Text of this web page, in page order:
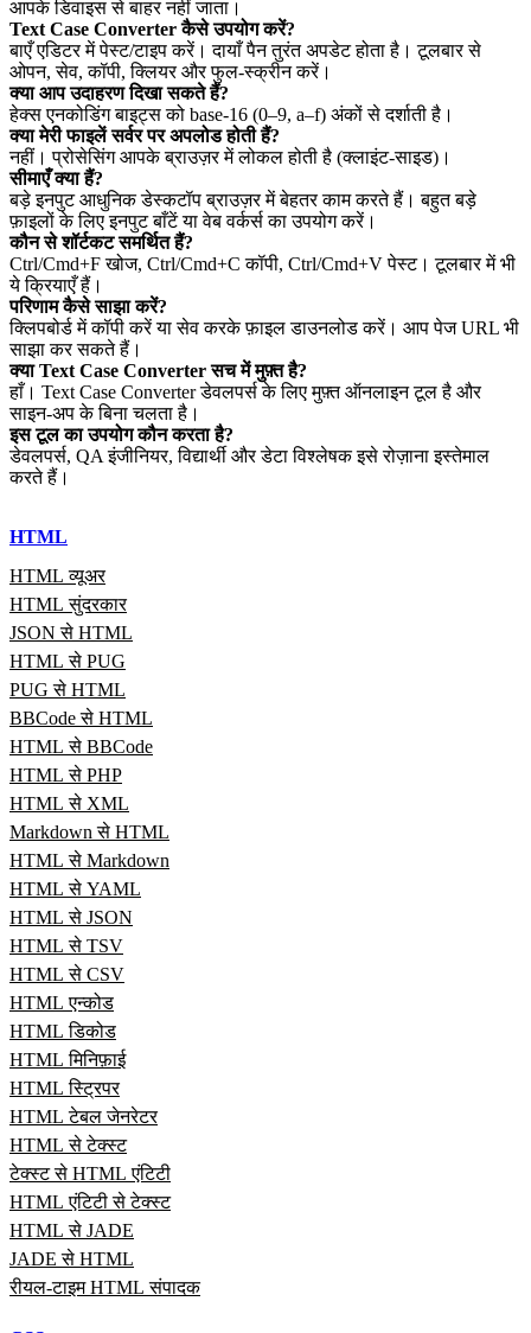
आपके डिवाइस से बाहर नहीं जाता।
Text Case Converter कैसे उपयोग करें?
बाएँ एडिटर में पेस्ट/टाइप करें। दायाँ पैन तुरंत अपडेट होता है। टूलबार से
ओपन, सेव, कॉपी, क्लियर और फुल‑स्क्रीन करें।
क्या आप उदाहरण दिखा सकते हैं?
हेक्स एनकोडिंग बाइट्स को base‑16 (0–9, a–f) अंकों से दर्शाती है।
क्या मेरी फाइलें सर्वर पर अपलोड होती हैं?
नहीं। प्रोसेसिंग आपके ब्राउज़र में लोकल होती है (क्लाइंट‑साइड)।
सीमाएँ क्या हैं?
बड़े इनपुट आधुनिक डेस्कटॉप ब्राउज़र में बेहतर काम करते हैं। बहुत बड़े
फ़ाइलों के लिए इनपुट बाँटें या वेब वर्कर्स का उपयोग करें।
कौन से शॉर्टकट समर्थित हैं?
Ctrl/Cmd+F खोज, Ctrl/Cmd+C कॉपी, Ctrl/Cmd+V पेस्ट। टूलबार में भी
ये क्रियाएँ हैं।
परिणाम कैसे साझा करें?
क्लिपबोर्ड में कॉपी करें या सेव करके फ़ाइल डाउनलोड करें। आप पेज URL भी
साझा कर सकते हैं।
क्या Text Case Converter सच में मुफ़्त है?
हाँ। Text Case Converter डेवलपर्स के लिए मुफ़्त ऑनलाइन टूल है और
साइन‑अप के बिना चलता है।
इस टूल का उपयोग कौन करता है?
डेवलपर्स, QA इंजीनियर, विद्यार्थी और डेटा विश्लेषक इसे रोज़ाना इस्तेमाल
करते हैं।
HTML
HTML व्यूअर
HTML सुंदरकार
JSON से HTML
HTML से PUG
PUG से HTML
BBCode से HTML
HTML से BBCode
HTML से PHP
HTML से XML
Markdown से HTML
HTML से Markdown
HTML से YAML
HTML से JSON
HTML से TSV
HTML से CSV
HTML एन्कोड
HTML डिकोड
HTML मिनिफ़ाई
HTML स्ट्रिपर
HTML टेबल जेनरेटर
HTML से टेक्स्ट
टेक्स्ट से HTML एंटिटी
HTML एंटिटी से टेक्स्ट
HTML से JADE
JADE से HTML
रीयल‑टाइम HTML संपादक